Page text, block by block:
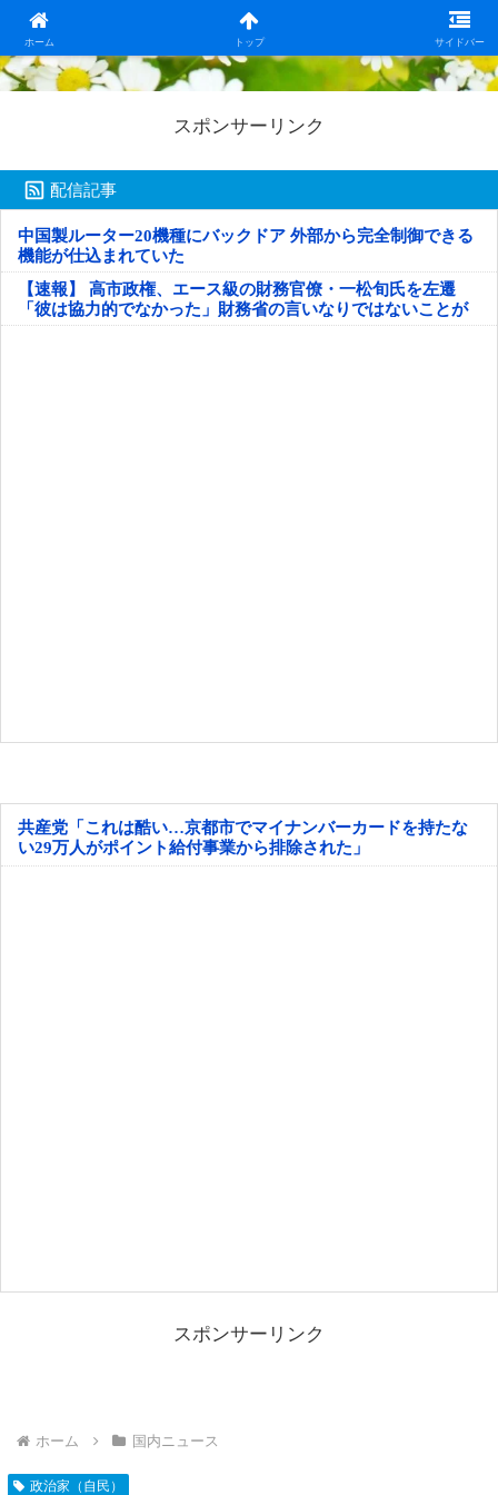
ホーム トップ サイドバー
日本第一！ニュース録
スポンサーリンク
配信記事
中国製ルーター20機種にバックドア 外部から完全制御できる
機能が仕込まれていた
【速報】 高市政権、エース級の財務官僚・一松旬氏を左遷
「彼は協力的でなかった」財務省の言いなりではないことが
判明
共産党「これは酷い…京都市でマイナンバーカードを持たな
い29万人がポイント給付事業から排除された」
スポンサーリンク
ホーム 国内ニュース
政治家（自民）